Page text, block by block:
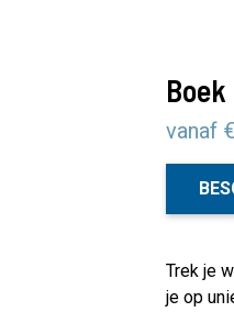
vanaf
Trek je
je op